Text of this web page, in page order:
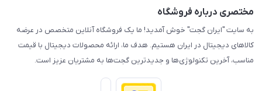
مختصری درباره فروشگاه
به سایت "ایران گجت" خوش آمدید! ما یک فروشگاه آنلاین متخصص در عرضه
کالاهای دیجیتال در ایران هستیم. هدف ما، ارائه محصولات دیجیتال با قیمت
مناسب، آخرین تکنولوژی‌ها و جدیدترین گجت‌ها به مشتریان عزیز است.